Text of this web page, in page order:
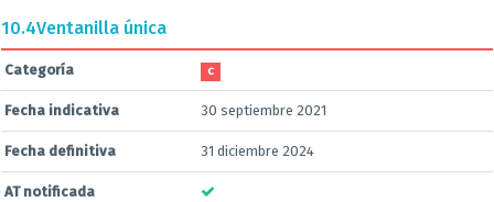
10.4Ventanilla única
Categoría C
Fecha indicativa 30 septiembre 2021
Fecha definitiva 31 diciembre 2024
AT notificada